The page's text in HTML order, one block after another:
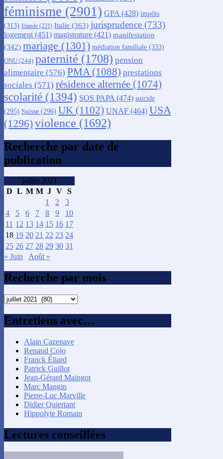
féminisme (2901) GPA (428) impôts
(313) Irlande (231) Italie (363) jurisprudence (733)
logement (451) magistrature (421) manifestation
(342) mariage (1301) médiation familiale (333)
ONU (244) paternité (1708) pension
alimentaire (576) PMA (1088) prestations
sociales (571) résidence alternée (1074)
scolarité (1394) SOS PAPA (474) suicide
(295) Suisse (296) UK (1102) UNAF (464) USA
(1296)violence (1692)
Recherche par date de
publication
juillet 2021
D L M M J V S
1
2
3
4
5 6 7 8 9
10
11 12 13 14 15 16 17
18 19 20 21 22 23 24
25 26 27 28 29 30 31
« Juin
Août »
Recherche par mois
Recherche
mois
Entretiens avec…
Alain Cazenave
Renaud Cojo
Franck Éliard
Patrick Guillot
Jean-Gérard Maingot
Marc Mangin
Pierre-Luc Marville
Didier Quiertant
Hippolyte Romain
Lectures conseillées